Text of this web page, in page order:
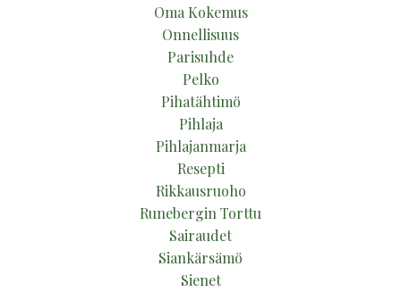
Oma Kokemus
Onnellisuus
Parisuhde
Pelko
Pihatähtimö
Pihlaja
Pihlajanmarja
Resepti
Rikkausruoho
Runebergin Torttu
Sairaudet
Siankärsämö
Sienet